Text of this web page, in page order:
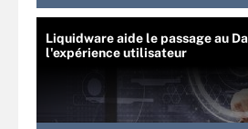
Liquidware aide le passage au
l'expérience utilisateur